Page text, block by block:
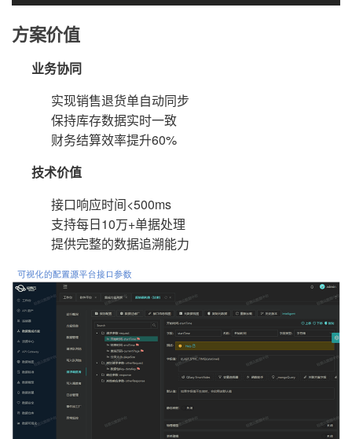
方案价值
业务协同
实现销售退货单自动同步
保持库存数据实时一致
财务结算效率提升60%
技术价值
接口响应时间<500ms
支持每日10万+单据处理
提供完整的数据追溯能力